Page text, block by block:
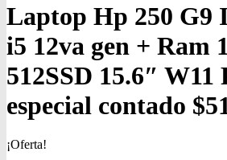
Laptop Hp 250 G9
i5 12va gen + Ram
512SSD 15.6″ W11
especial contado
¡Oferta!